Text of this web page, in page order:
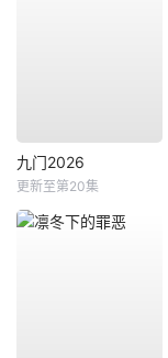
九门2026
更新至第20集